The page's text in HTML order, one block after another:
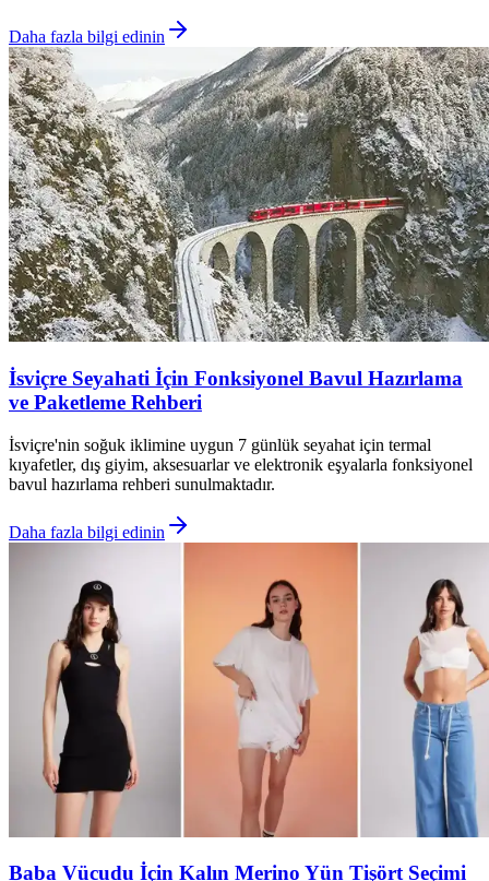
Daha fazla bilgi edinin
İsviçre Seyahati İçin Fonksiyonel Bavul Hazırlama
ve Paketleme Rehberi
İsviçre'nin soğuk iklimine uygun 7 günlük seyahat için termal
kıyafetler, dış giyim, aksesuarlar ve elektronik eşyalarla fonksiyonel
bavul hazırlama rehberi sunulmaktadır.
Daha fazla bilgi edinin
Baba Vücudu İçin Kalın Merino Yün Tişört Seçimi